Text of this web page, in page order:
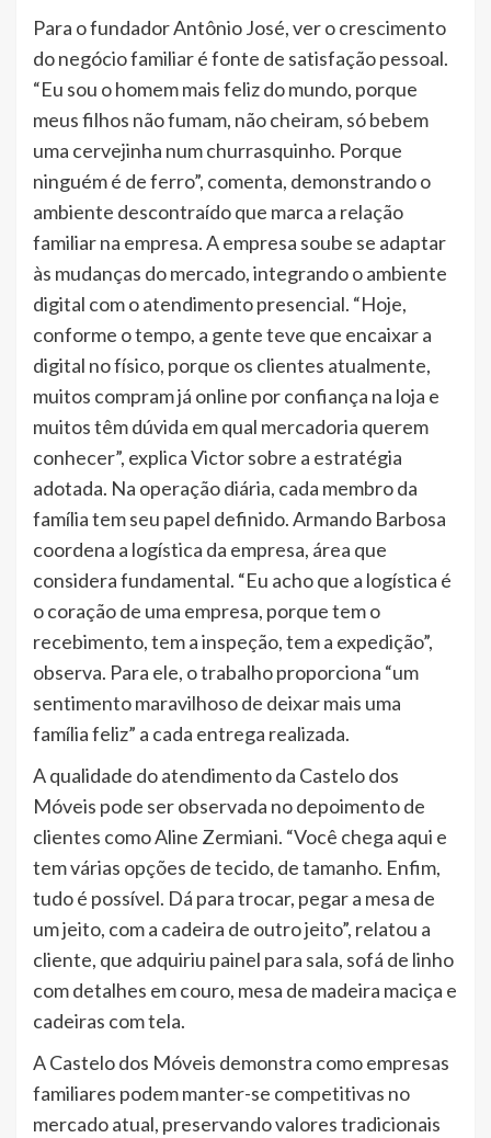
Para o fundador Antônio José, ver o crescimento
do negócio familiar é fonte de satisfação pessoal.
“Eu sou o homem mais feliz do mundo, porque
meus filhos não fumam, não cheiram, só bebem
uma cervejinha num churrasquinho. Porque
ninguém é de ferro”, comenta, demonstrando o
ambiente descontraído que marca a relação
familiar na empresa. A empresa soube se adaptar
às mudanças do mercado, integrando o ambiente
digital com o atendimento presencial. “Hoje,
conforme o tempo, a gente teve que encaixar a
digital no físico, porque os clientes atualmente,
muitos compram já online por confiança na loja e
muitos têm dúvida em qual mercadoria querem
conhecer”, explica Victor sobre a estratégia
adotada. Na operação diária, cada membro da
família tem seu papel definido. Armando Barbosa
coordena a logística da empresa, área que
considera fundamental. “Eu acho que a logística é
o coração de uma empresa, porque tem o
recebimento, tem a inspeção, tem a expedição”,
observa. Para ele, o trabalho proporciona “um
sentimento maravilhoso de deixar mais uma
família feliz” a cada entrega realizada.
A qualidade do atendimento da Castelo dos
Móveis pode ser observada no depoimento de
clientes como Aline Zermiani. “Você chega aqui e
tem várias opções de tecido, de tamanho. Enfim,
tudo é possível. Dá para trocar, pegar a mesa de
um jeito, com a cadeira de outro jeito”, relatou a
cliente, que adquiriu painel para sala, sofá de linho
com detalhes em couro, mesa de madeira maciça e
cadeiras com tela.
A Castelo dos Móveis demonstra como empresas
familiares podem manter-se competitivas no
mercado atual, preservando valores tradicionais